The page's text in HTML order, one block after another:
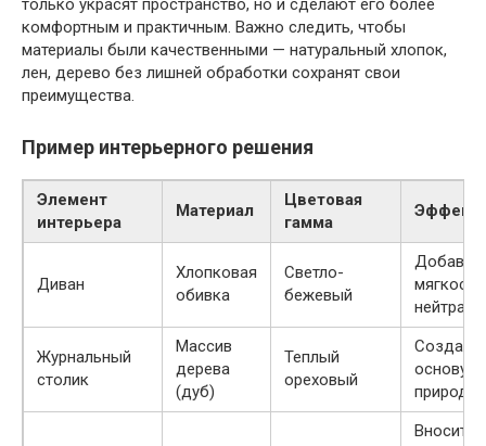
только украсят пространство, но и сделают его более
комфортным и практичным. Важно следить, чтобы
материалы были качественными — натуральный хлопок,
лен, дерево без лишней обработки сохранят свои
преимущества.
Пример интерьерного решения
Элемент
интерьера
Материал
Цветовая
гамма
Эффект
Диван
Хлопковая
обивка
Светло-
бежевый
Журнальный
столик
Массив
дерева
(дуб)
Теплый
ореховый
Создает
основу
Вносит